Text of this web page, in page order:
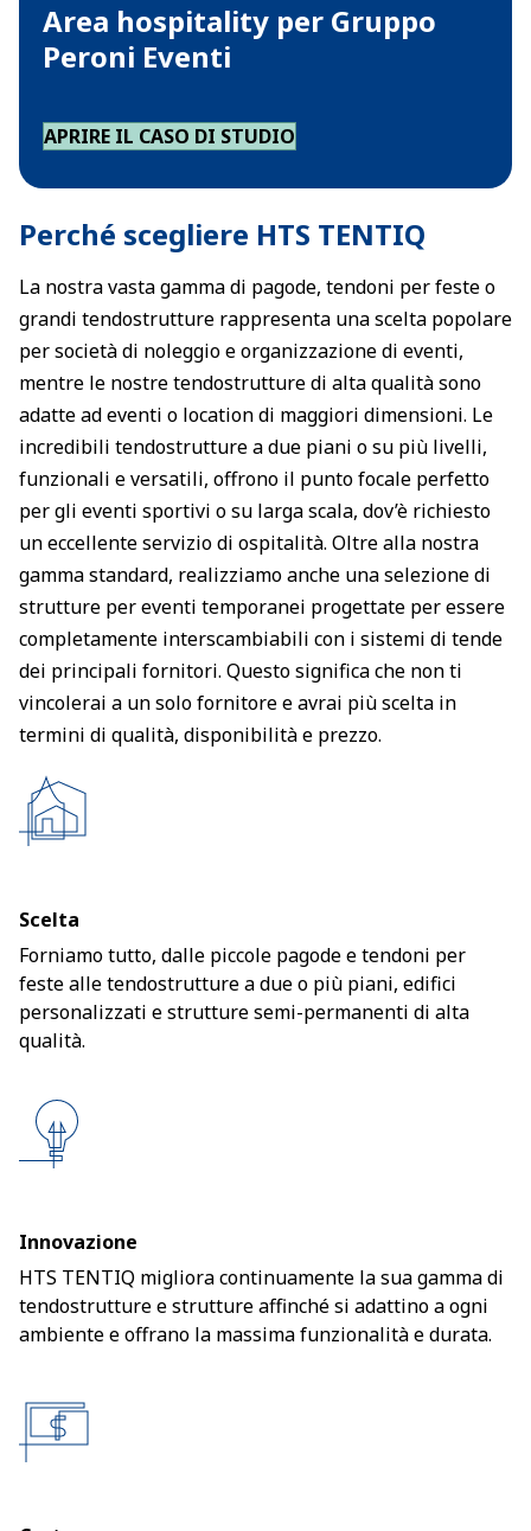
Area hospitality per Gruppo
Peroni Eventi
APRIRE IL CASO DI STUDIO
Perché scegliere HTS TENTIQ
La nostra vasta gamma di pagode, tendoni per feste o
grandi tendostrutture rappresenta una scelta popolare
per società di noleggio e organizzazione di eventi,
mentre le nostre tendostrutture di alta qualità sono
adatte ad eventi o location di maggiori dimensioni. Le
incredibili tendostrutture a due piani o su più livelli,
funzionali e versatili, offrono il punto focale perfetto
per gli eventi sportivi o su larga scala, dov’è richiesto
un eccellente servizio di ospitalità. Oltre alla nostra
gamma standard, realizziamo anche una selezione di
strutture per eventi temporanei progettate per essere
completamente interscambiabili con i sistemi di tende
dei principali fornitori. Questo significa che non ti
vincolerai a un solo fornitore e avrai più scelta in
termini di qualità, disponibilità e prezzo.
Scelta
Forniamo tutto, dalle piccole pagode e tendoni per
feste alle tendostrutture a due o più piani, edifici
personalizzati e strutture semi-permanenti di alta
qualità.
Innovazione
HTS TENTIQ migliora continuamente la sua gamma di
tendostrutture e strutture affinché si adattino a ogni
ambiente e offrano la massima funzionalità e durata.